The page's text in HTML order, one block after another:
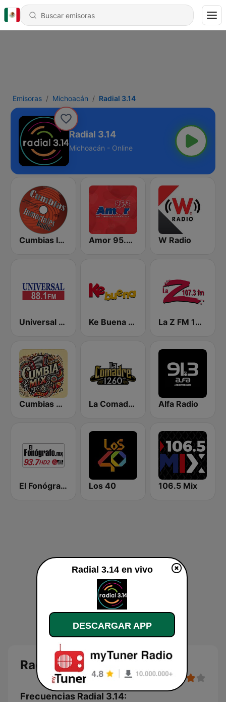
Emisoras Michoacán Radial 3.14
Radial 3.14
Michoacán - Online
Cumbias Inmortales Radio Amor 95.3 FM W Radio
Universal 88.1 FM Ke Buena 92.9 FM La Z FM 107.3
Cumbias Mix La Comadre 1260 AM Alfa Radio
El Fonógrafo HD2 Los 40 106.5 Mix
Radial 3.14 en vivo
Frecuencias Radial 3.14:
Radial 3.14 en vivo
DESCARGAR APP